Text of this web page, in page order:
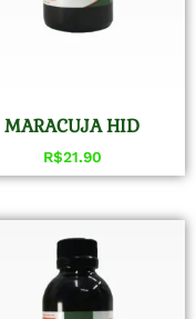
MARACUJA HID
R$21.90